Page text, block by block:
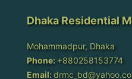
Dhaka Residential
Mohammadpur, Dhaka
Phone: +880258153774
Email: